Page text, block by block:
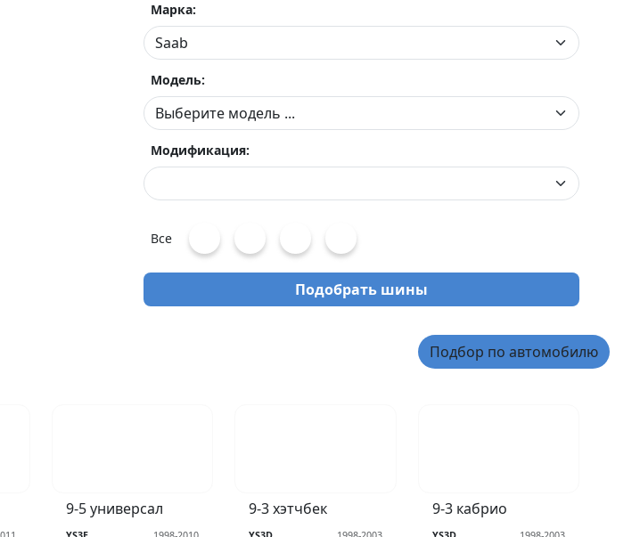
Марка:
Модель:
Модификация:
Все
Подобрать шины
Подбор по автомобилю
9-5 универсал 9-3 хэтчбек 9-3 кабрио